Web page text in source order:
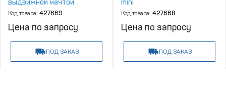
выдвижной мачтой
Код товара: 427669
Цена по запросу
ПОД ЗАКАЗ
mini
Код товара: 427668
Цена по запросу
ПОД ЗАКАЗ